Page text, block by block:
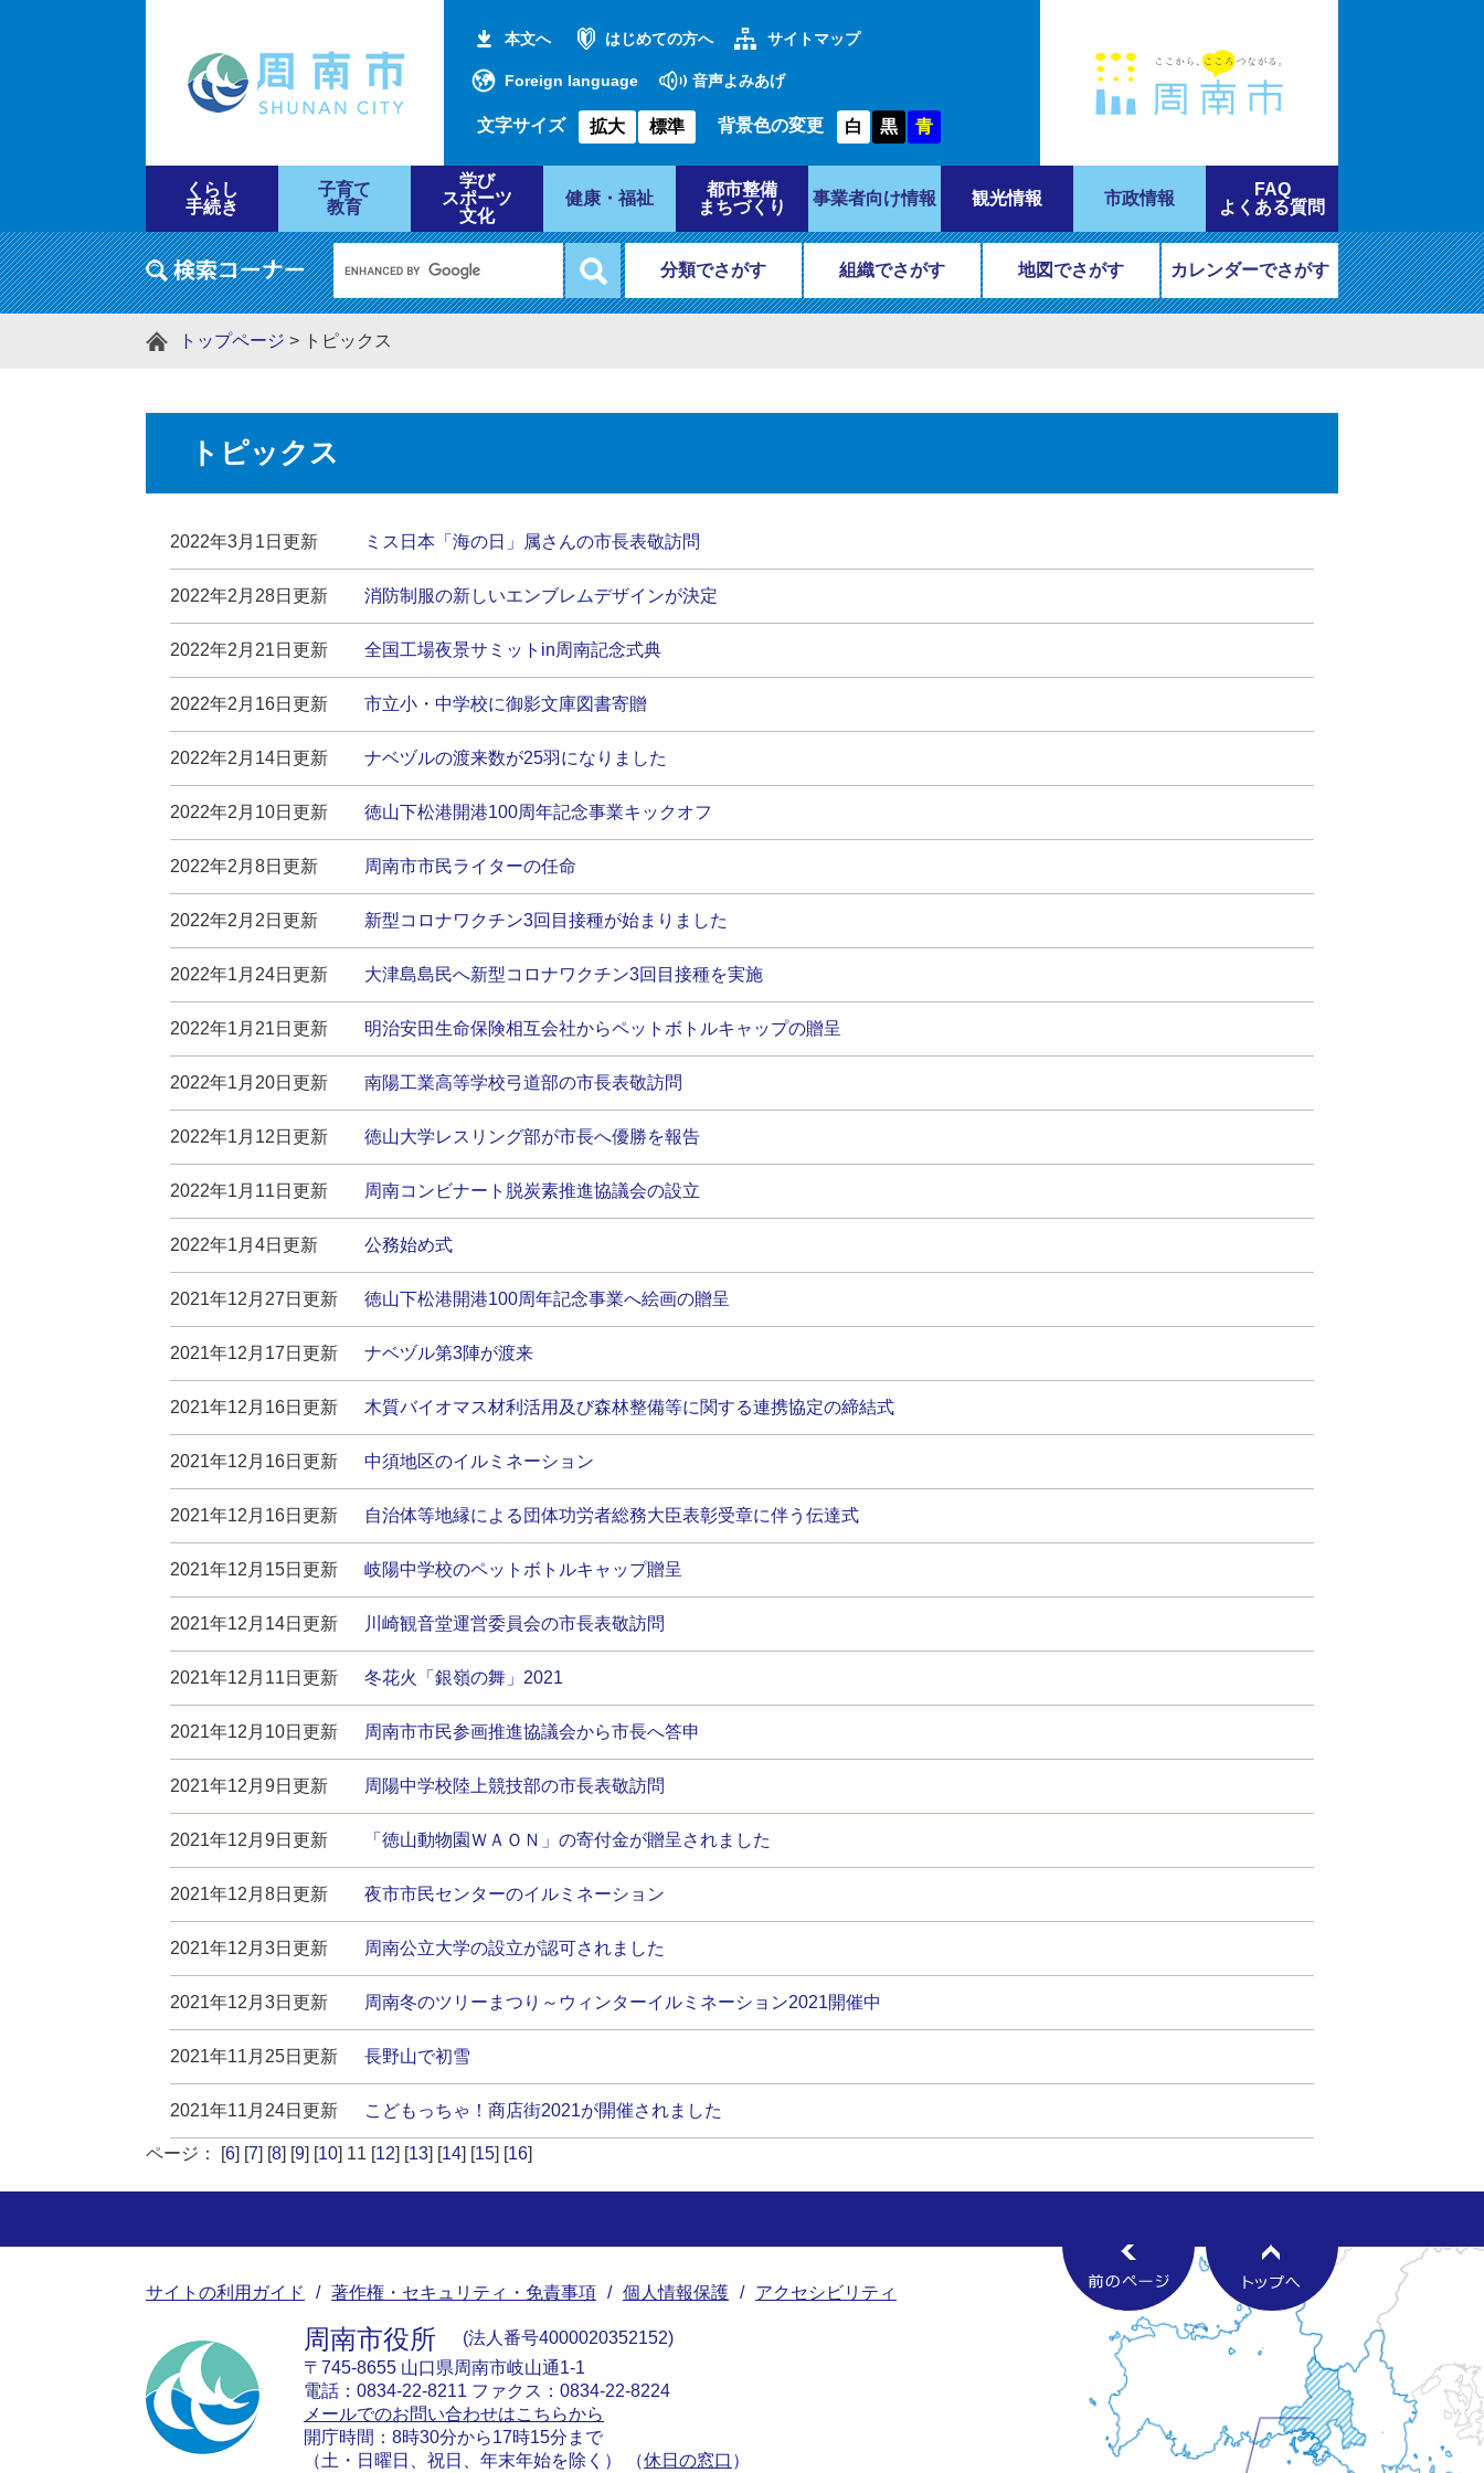
本文へ はじめての方へ サイトマップ
Foreign language 音声よみあげ
文字サイズ 拡大 標準 背景色の変更 白 黒 青
くらし
手続き
子育て
教育
学び
スポーツ
文化
健康・福祉
都市整備
まちづくり
事業者向け情報 観光情報 市政情報
FAQ
よくある質問
分類でさがす 組織でさがす 地図でさがす カレンダーでさがす
トップページ > トピックス
トピックス
2022年3月1日更新 ミス日本「海の日」属さんの市長表敬訪問
2022年2月28日更新 消防制服の新しいエンブレムデザインが決定
2022年2月21日更新 全国工場夜景サミットin周南記念式典
2022年2月16日更新 市立小・中学校に御影文庫図書寄贈
2022年2月14日更新 ナベヅルの渡来数が25羽になりました
2022年2月10日更新 徳山下松港開港100周年記念事業キックオフ
2022年2月8日更新 周南市市民ライターの任命
2022年2月2日更新 新型コロナワクチン3回目接種が始まりました
2022年1月24日更新 大津島島民へ新型コロナワクチン3回目接種を実施
2022年1月21日更新 明治安田生命保険相互会社からペットボトルキャップの贈呈
2022年1月20日更新 南陽工業高等学校弓道部の市長表敬訪問
2022年1月12日更新 徳山大学レスリング部が市長へ優勝を報告
2022年1月11日更新 周南コンビナート脱炭素推進協議会の設立
2022年1月4日更新 公務始め式
2021年12月27日更新 徳山下松港開港100周年記念事業へ絵画の贈呈
2021年12月17日更新 ナベヅル第3陣が渡来
2021年12月16日更新 木質バイオマス材利活用及び森林整備等に関する連携協定の締結式
2021年12月16日更新 中須地区のイルミネーション
2021年12月16日更新 自治体等地縁による団体功労者総務大臣表彰受章に伴う伝達式
2021年12月15日更新 岐陽中学校のペットボトルキャップ贈呈
2021年12月14日更新 川崎観音堂運営委員会の市長表敬訪問
2021年12月11日更新 冬花火「銀嶺の舞」2021
2021年12月10日更新 周南市市民参画推進協議会から市長へ答申
2021年12月9日更新 周陽中学校陸上競技部の市長表敬訪問
2021年12月9日更新 「徳山動物園ＷＡＯＮ」の寄付金が贈呈されました
2021年12月8日更新 夜市市民センターのイルミネーション
2021年12月3日更新 周南公立大学の設立が認可されました
2021年12月3日更新 周南冬のツリーまつり～ウィンターイルミネーション2021開催中
2021年11月25日更新 長野山で初雪
2021年11月24日更新 こどもっちゃ！商店街2021が開催されました
ページ： [6] [7] [8] [9] [10] 11 [12] [13] [14] [15] [16]
サイトの利用ガイド 著作権・セキュリティ・免責事項 個人情報保護 アクセシビリティ
周南市役所
法人番号4000020352152
〒745-8655 山口県周南市岐山通1-1
電話：0834-22-8211 ファクス：0834-22-8224
メールでのお問い合わせはこちらから
開庁時間：8時30分から17時15分まで
（土・日曜日、祝日、年末年始を除く） （休日の窓口 ）